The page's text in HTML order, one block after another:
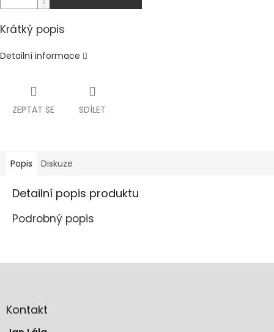
Krátký popis
Detailní informace
ZEPTAT SE SDÍLET
Popis Diskuze
Detailní popis produktu
Podrobný popis
aKontakt